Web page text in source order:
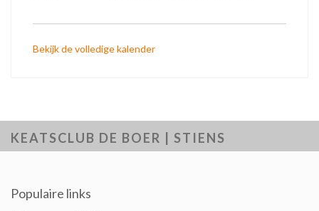
Bekijk de volledige kalender
KEATSCLUB DE BOER | STIENS
Populaire links